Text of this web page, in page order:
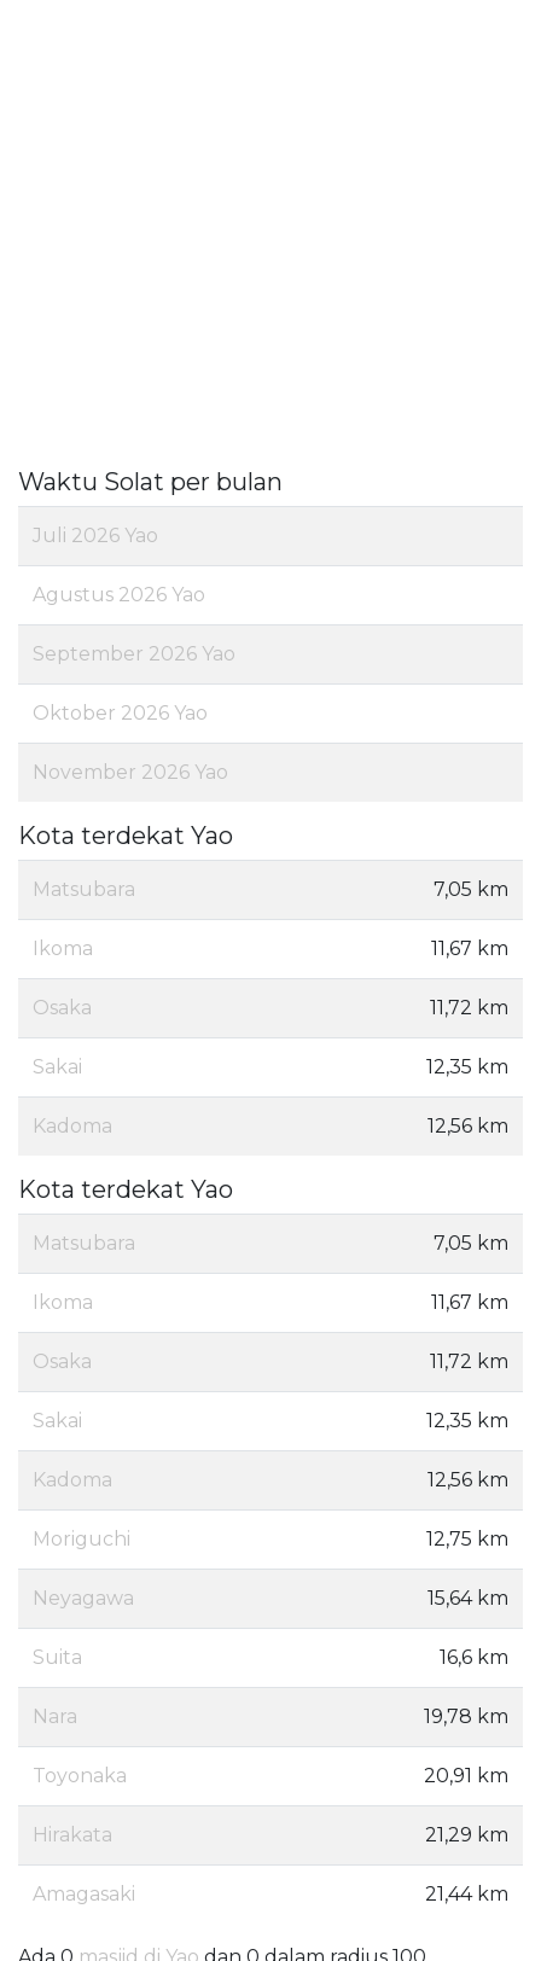
Waktu Solat per bulan
Juli 2026 Yao
Agustus 2026 Yao
September 2026 Yao
Oktober 2026 Yao
November 2026 Yao
Kota terdekat Yao
Matsubara 7,05 km
Ikoma 11,67 km
Osaka 11,72 km
Sakai 12,35 km
Kadoma 12,56 km
Kota terdekat Yao
Matsubara 7,05 km
Ikoma 11,67 km
Osaka 11,72 km
Sakai 12,35 km
Kadoma 12,56 km
Moriguchi 12,75 km
Neyagawa 15,64 km
Suita 16,6 km
Nara 19,78 km
Toyonaka 20,91 km
Hirakata 21,29 km
Amagasaki 21,44 km